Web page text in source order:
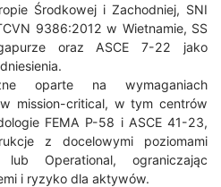
Środkowej i Zachodniej, SNI
9386:2012 w Wietnamie, SS
oraz ASCE 7-22 jako
oparte na wymaganiach
mission-critical, w tym centrów
FEMA P-58 i ASCE 41-23,
z docelowymi poziomami
lub Operational, ograniczając
i ryzyko dla aktywów.